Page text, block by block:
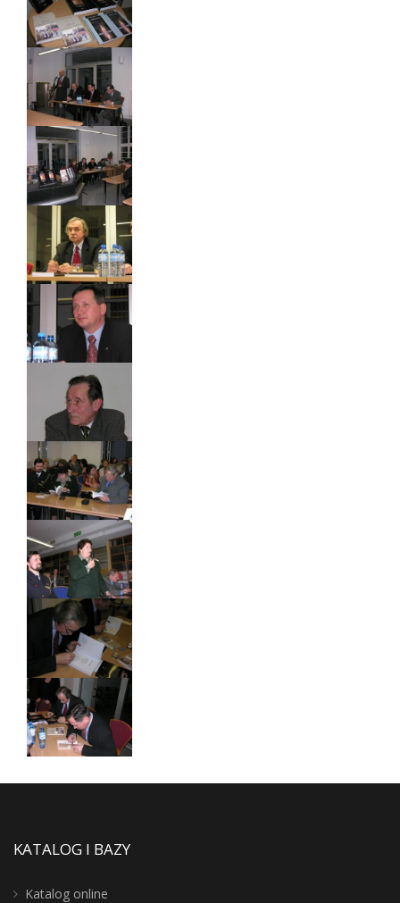
KATALOG I BAZY
Katalog online